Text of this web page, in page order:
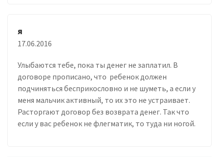
я
17.06.2016
Улыбаются тебе, пока ты денег не заплатил. В
договоре прописано, что ребенок должен
подчиняться бесприкословно и не шуметь, а если у
меня мальчик активный, то их это не устраивает.
Расторгают договор без возврата денег. Так что
если у вас ребенок не флегматик, то туда ни ногой.